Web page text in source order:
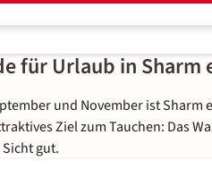
für Urlaub in Sharm
und November ist Sharm
Ziel zum Tauchen: Das
gut.